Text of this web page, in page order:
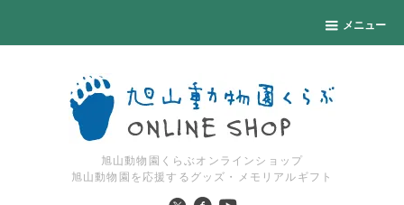
メニュー
旭山動物園くらぶオンラインショップ
旭山動物園を応援するグッズ・メモリアルギフト